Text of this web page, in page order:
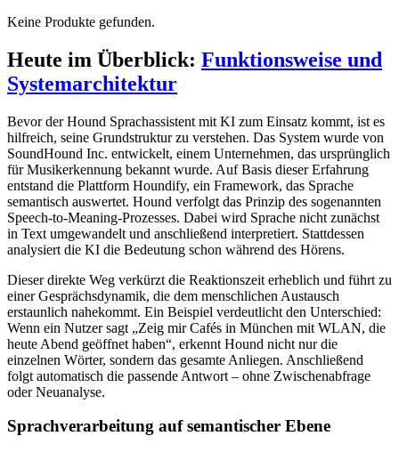
Keine Produkte gefunden.
Heute im Überblick: Funktionsweise und
Systemarchitektur
Bevor der Hound Sprachassistent mit KI zum Einsatz kommt, ist es
hilfreich, seine Grundstruktur zu verstehen. Das System wurde von
SoundHound Inc. entwickelt, einem Unternehmen, das ursprünglich
für Musikerkennung bekannt wurde. Auf Basis dieser Erfahrung
entstand die Plattform Houndify, ein Framework, das Sprache
semantisch auswertet. Hound verfolgt das Prinzip des sogenannten
Speech-to-Meaning-Prozesses. Dabei wird Sprache nicht zunächst
in Text umgewandelt und anschließend interpretiert. Stattdessen
analysiert die KI die Bedeutung schon während des Hörens.
Dieser direkte Weg verkürzt die Reaktionszeit erheblich und führt zu
einer Gesprächsdynamik, die dem menschlichen Austausch
erstaunlich nahekommt. Ein Beispiel verdeutlicht den Unterschied:
Wenn ein Nutzer sagt „Zeig mir Cafés in München mit WLAN, die
heute Abend geöffnet haben“, erkennt Hound nicht nur die
einzelnen Wörter, sondern das gesamte Anliegen. Anschließend
folgt automatisch die passende Antwort – ohne Zwischenabfrage
oder Neuanalyse.
Sprachverarbeitung auf semantischer Ebene